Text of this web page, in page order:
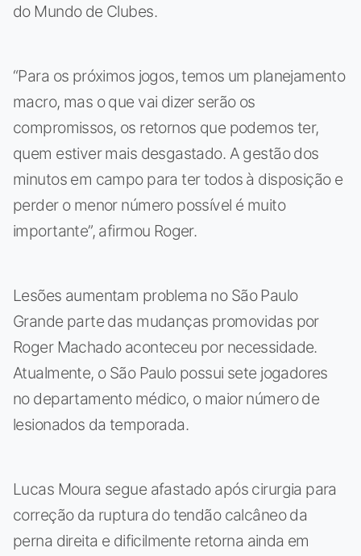
do Mundo de Clubes.
“Para os próximos jogos, temos um planejamento
macro, mas o que vai dizer serão os
compromissos, os retornos que podemos ter,
quem estiver mais desgastado. A gestão dos
minutos em campo para ter todos à disposição e
perder o menor número possível é muito
importante”, afirmou Roger.
Lesões aumentam problema no São Paulo
Grande parte das mudanças promovidas por
Roger Machado aconteceu por necessidade.
Atualmente, o São Paulo possui sete jogadores
no departamento médico, o maior número de
lesionados da temporada.
Lucas Moura segue afastado após cirurgia para
correção da ruptura do tendão calcâneo da
perna direita e dificilmente retorna ainda em